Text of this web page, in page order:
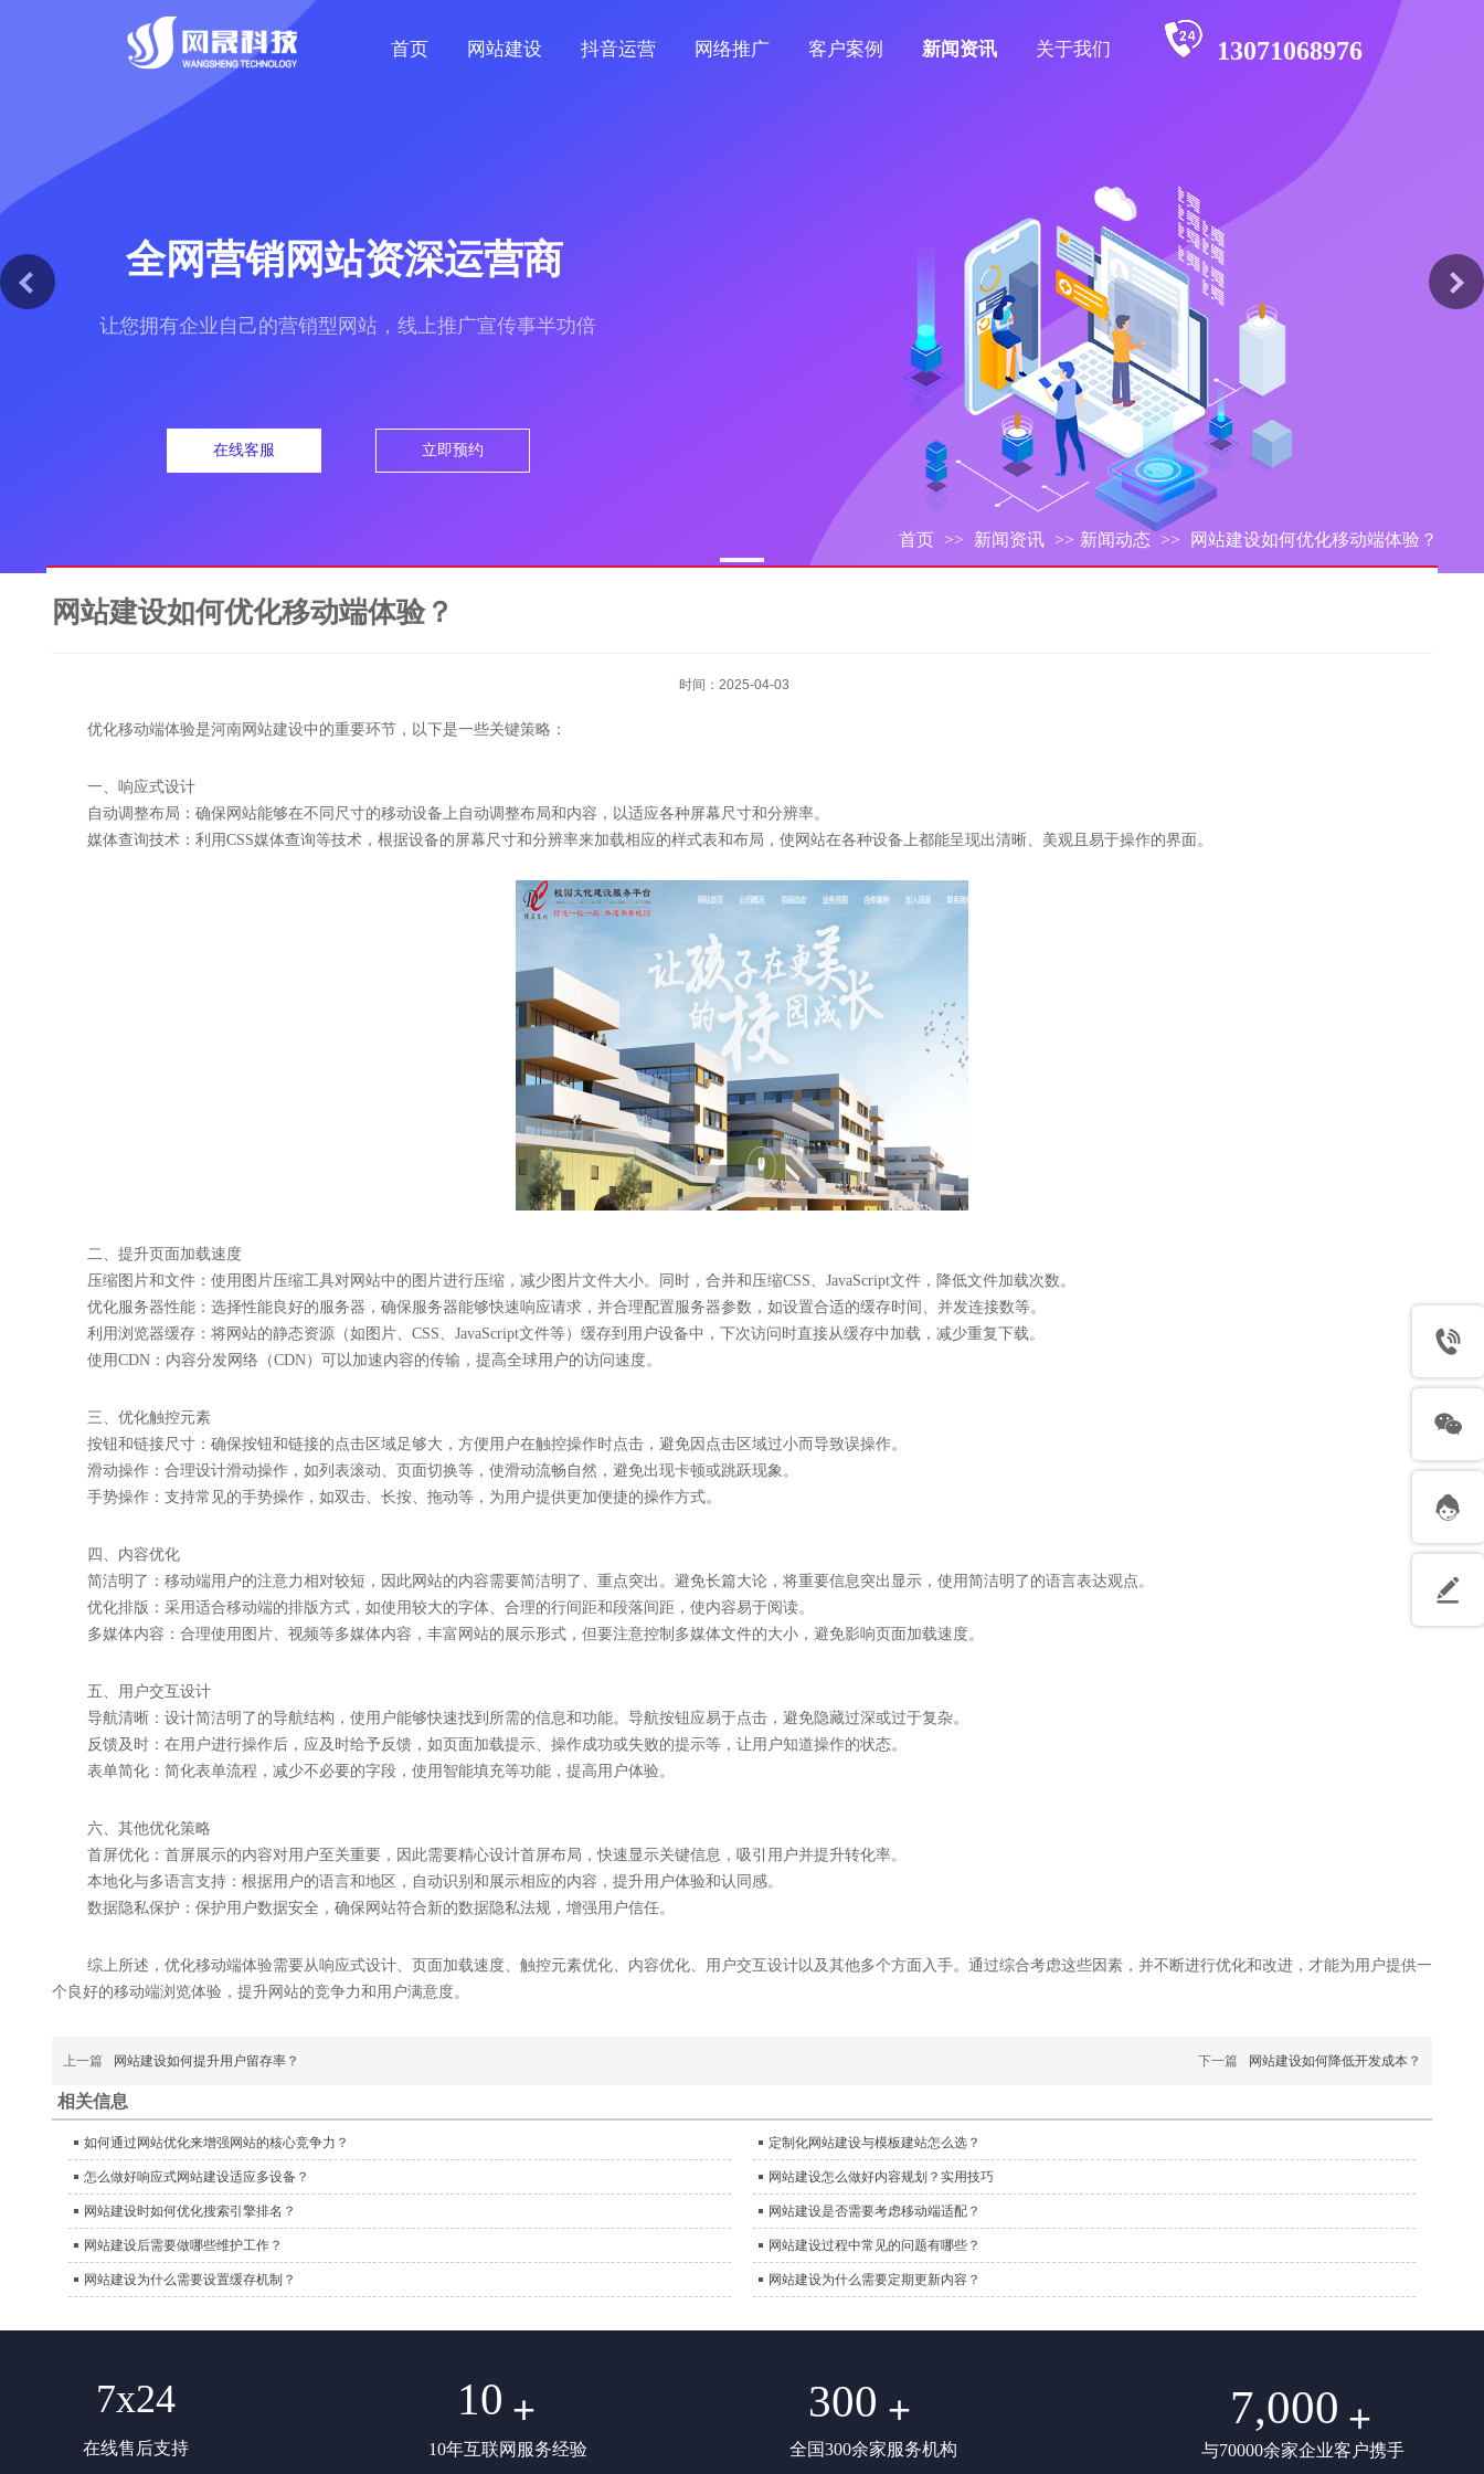
首页 网站建设 抖音运营 网络推广 客户案例 新闻资讯 关于我们
全网营销网站资深运营商
让您拥有企业自己的营销型网站，线上推广宣传事半功倍
在线客服 立即预约
13071068976
首页 >> 新闻资讯 >> 新闻动态 >> 网站建设如何优化移动端体验？
网站建设如何优化移动端体验？
时间：2025-04-03
优化移动端体验是河南网站建设中的重要环节，以下是一些关键策略：
一、响应式设计
自动调整布局：确保网站能够在不同尺寸的移动设备上自动调整布局和内容，以适应各种屏幕尺寸和分辨率。
媒体查询技术：利用CSS媒体查询等技术，根据设备的屏幕尺寸和分辨率来加载相应的样式表和布局，使网站在各种设备上都能呈现出清晰、美观且易于操作的界面。
二、提升页面加载速度
压缩图片和文件：使用图片压缩工具对网站中的图片进行压缩，减少图片文件大小。同时，合并和压缩CSS、JavaScript文件，降低文件加载次数。
优化服务器性能：选择性能良好的服务器，确保服务器能够快速响应请求，并合理配置服务器参数，如设置合适的缓存时间、并发连接数等。
利用浏览器缓存：将网站的静态资源（如图片、CSS、JavaScript文件等）缓存到用户设备中，下次访问时直接从缓存中加载，减少重复下载。
使用CDN：内容分发网络（CDN）可以加速内容的传输，提高全球用户的访问速度。
三、优化触控元素
按钮和链接尺寸：确保按钮和链接的点击区域足够大，方便用户在触控操作时点击，避免因点击区域过小而导致误操作。
滑动操作：合理设计滑动操作，如列表滚动、页面切换等，使滑动流畅自然，避免出现卡顿或跳跃现象。
手势操作：支持常见的手势操作，如双击、长按、拖动等，为用户提供更加便捷的操作方式。
四、内容优化
简洁明了：移动端用户的注意力相对较短，因此网站的内容需要简洁明了、重点突出。避免长篇大论，将重要信息突出显示，使用简洁明了的语言表达观点。
优化排版：采用适合移动端的排版方式，如使用较大的字体、合理的行间距和段落间距，使内容易于阅读。
多媒体内容：合理使用图片、视频等多媒体内容，丰富网站的展示形式，但要注意控制多媒体文件的大小，避免影响页面加载速度。
五、用户交互设计
导航清晰：设计简洁明了的导航结构，使用户能够快速找到所需的信息和功能。导航按钮应易于点击，避免隐藏过深或过于复杂。
反馈及时：在用户进行操作后，应及时给予反馈，如页面加载提示、操作成功或失败的提示等，让用户知道操作的状态。
表单简化：简化表单流程，减少不必要的字段，使用智能填充等功能，提高用户体验。
六、其他优化策略
首屏优化：首屏展示的内容对用户至关重要，因此需要精心设计首屏布局，快速显示关键信息，吸引用户并提升转化率。
本地化与多语言支持：根据用户的语言和地区，自动识别和展示相应的内容，提升用户体验和认同感。
数据隐私保护：保护用户数据安全，确保网站符合新的数据隐私法规，增强用户信任。
综上所述，优化移动端体验需要从响应式设计、页面加载速度、触控元素优化、内容优化、用户交互设计以及其他多个方面入手。通过综合考虑这些因素，并不断进行优化和改进，才能为用户提供一
个良好的移动端浏览体验，提升网站的竞争力和用户满意度。
上一篇 网站建设如何提升用户留存率？ 下一篇 网站建设如何降低开发成本？
相关信息
如何通过网站优化来增强网站的核心竞争力？ 定制化网站建设与模板建站怎么选？
怎么做好响应式网站建设适应多设备？ 网站建设怎么做好内容规划？实用技巧
网站建设时如何优化搜索引擎排名？ 网站建设是否需要考虑移动端适配？
网站建设后需要做哪些维护工作？ 网站建设过程中常见的问题有哪些？
网站建设为什么需要设置缓存机制？ 网站建设为什么需要定期更新内容？
7x24
在线售后支持 10年互联网服务经验
10 + 300
全国300余家服务机构
7,000
与70000余家企业客户携手
+ +